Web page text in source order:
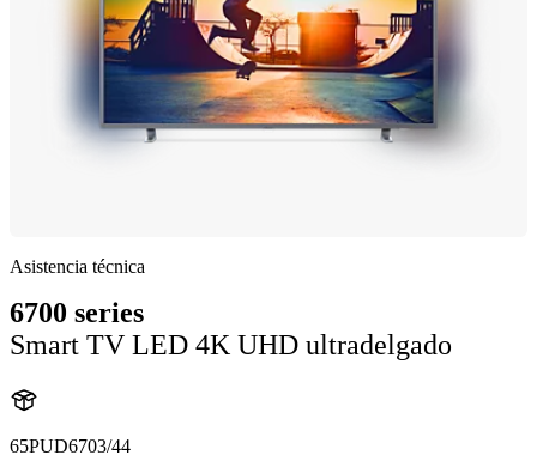
Asistencia técnica
6700 series
Smart TV LED 4K UHD ultradelgado
65PUD6703/44